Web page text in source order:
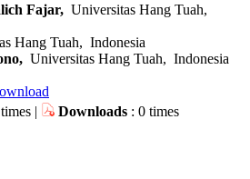
Fajar, Universitas Hang Tuah,
Hang Tuah, Indonesia
Universitas Hang Tuah, Indonesia
| Downloads : 0 times